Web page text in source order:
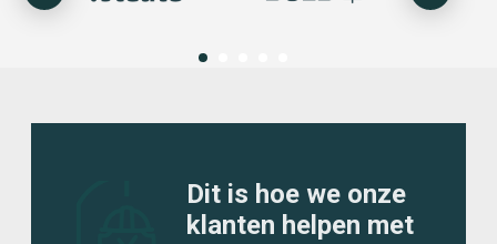
Dit is hoe we onze
klanten helpen met